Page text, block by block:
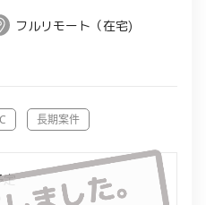
フルリモート（在宅)
長期案件
定